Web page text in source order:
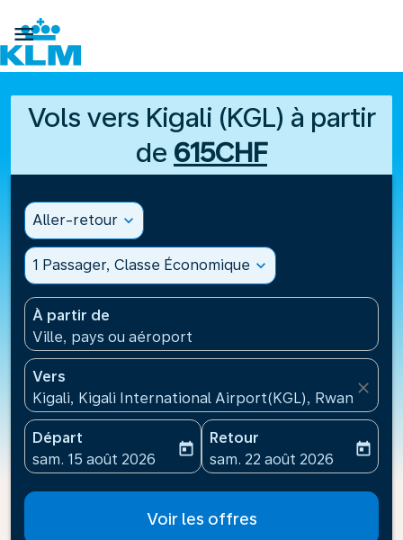

Vols vers Kigali (KGL) à partir
de 615CHF
Aller-retour expand_more
1 Passager, Classe Économique expand_more
À partir de
Ville, pays ou aéroport
Vers
Kigali, Kigali International Airport(KGL), Rwanda
close
Départ
fc-booking-departure-date-aria-label
sam. 15 août 2026
today
Retour
fc-booking-return-date-
sam. 22 août 2026
today
Voir les offres